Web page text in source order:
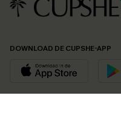
DOWNLOAD DE CUPSHE-APP